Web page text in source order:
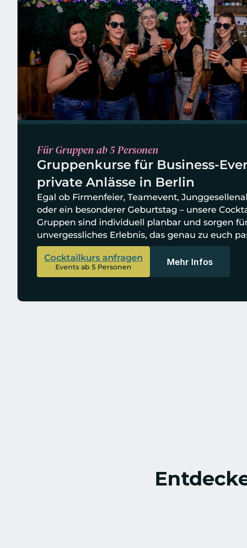
Für Gruppen ab 5 Personen
Gruppenkurse für Business-
private Anlässe in Berlin
Egal ob Firmenfeier, Teamevent,
oder ein besonderer Geburtstag – unsere
Gruppen sind individuell planbar und sorgen
unvergessliches Erlebnis, das genau zu euch
Cocktailkurs anfragen
Events ab 5 Personen Mehr Infos